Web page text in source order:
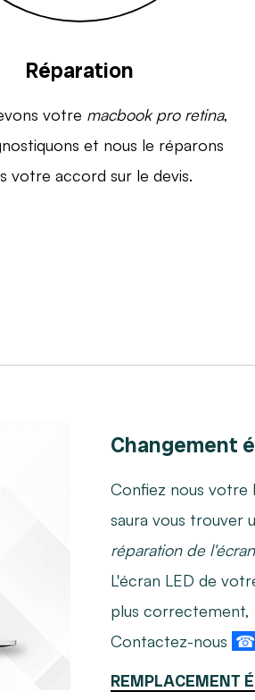
Réparation
votre macbook pro retina,
et nous le réparons
votre accord sur le devis.
Changement
Confiez nous votre
saura vous trouver
réparation de
L'écran LED de
plus correctement,
Contactez-nous ☎
REMPLACEMENT